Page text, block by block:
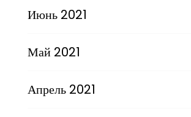
Июнь 2021
Май 2021
Апрель 2021